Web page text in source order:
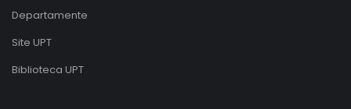
Departamente
Site UPT
Biblioteca UPT